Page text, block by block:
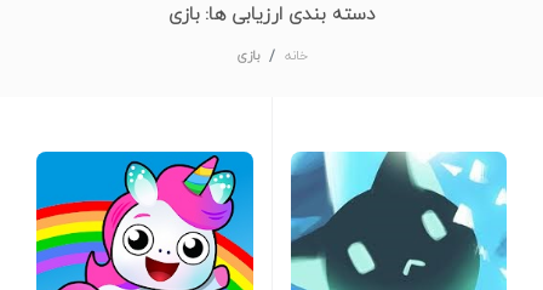
دسته بندی ارزیابی ها: بازی
خانه بازی